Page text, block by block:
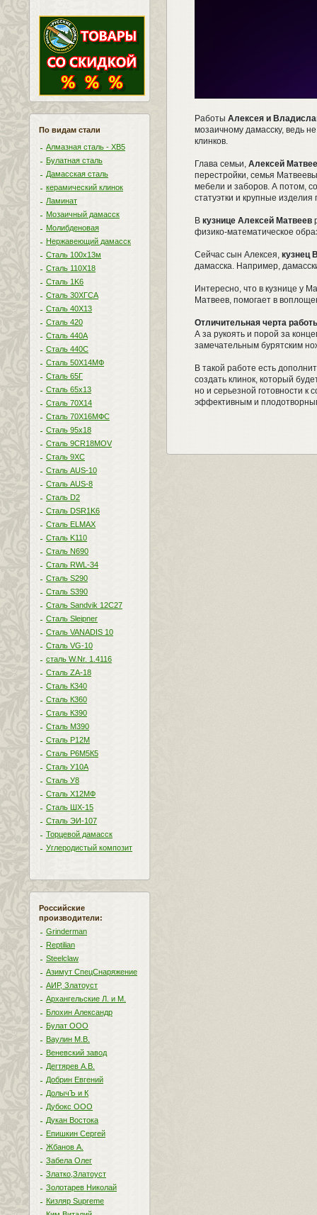
По видам стали
Алмазная сталь - ХВ5
Булатная сталь
Дамасская сталь
керамический клинок
Ламинат
Мозаичный дамасск
Молибденовая
Нержавеющий дамасск
Сталь 100х13м
Сталь 110Х18
Сталь 1K6
Сталь 30ХГСА
Сталь 40Х13
Сталь 420
Сталь 440A
Сталь 440С
Сталь 50Х14МФ
Сталь 65Г
Сталь 65х13
Сталь 70Х14
Сталь 70Х16МФС
Сталь 95х18
Сталь 9CR18MOV
Сталь 9ХС
Сталь AUS-10
Сталь AUS-8
Сталь D2
Сталь DSR1K6
Сталь ELMAX
Сталь K110
Сталь N690
Сталь RWL-34
Сталь S290
Сталь S390
Сталь Sandvik 12C27
Сталь Sleipner
Сталь VANADIS 10
Сталь VG-10
сталь W.Nr. 1.4116
Сталь ZA-18
Сталь К340
Сталь К360
Сталь К390
Сталь М390
Сталь Р12М
Сталь Р6М5К5
Сталь У10А
Сталь У8
Сталь Х12МФ
Сталь ШХ-15
Сталь ЭИ-107
Торцевой дамасск
Углеродистый композит
Российские
производители:
Grinderman
Reptilian
Steelclaw
Азимут СпецСнаряжение
АИР, Златоуст
Архангельские Л. и М.
Блохин Александр
Булат ООО
Ваулин М.В.
Веневский завод
Дегтярев А.В.
Добрин Евгений
ДолычЪ и К
Дубокс ООО
Дукан Востока
Епишкин Сергей
Жбанов А.
Забела Олег
Златко,Златоуст
Золотарев Николай
Кизляр Supreme
Работы Алексея и
мозаичному дамасску, ведь
клинков.
Глава семьи, Алексей
перестройки, семья
мебели и заборов. А потом,
статуэтки и крупные
В кузнице Алексей Матвеев
физико-математическое
Сейчас сын Алексея, кузнец
дамасска. Например,
Интересно, что в кузнице у
Матвеев, помогает в
Отличительная черта
А за рукоять и порой за
замечательным бурятским
В такой работе есть
создать клинок, который
но и серьезной готовности к
эффективным и